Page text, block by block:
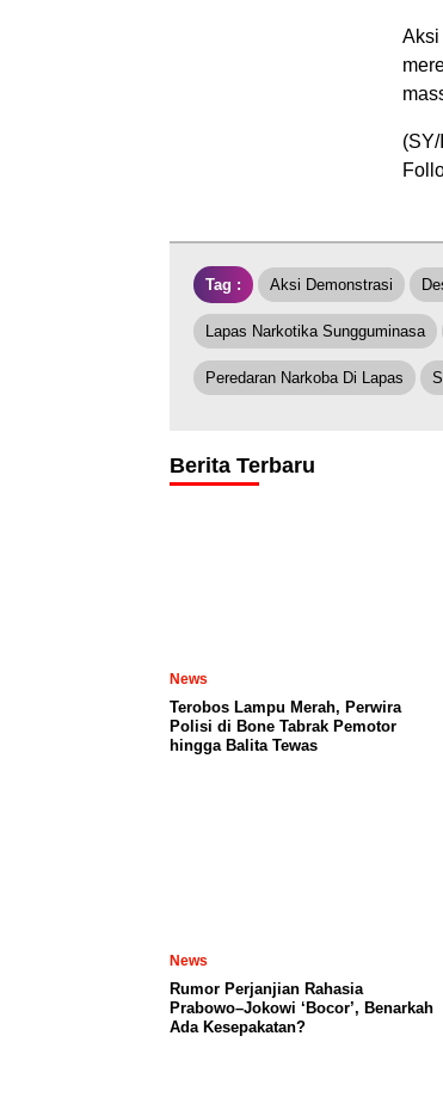
Aksi
Tag : Aksi Demonstrasi
Lapas Narkotika Sungguminasa
Peredaran Narkoba Di Lapas
Berita Terbaru
News
Terobos Lampu Merah, Perwira
Polisi di Bone Tabrak Pemotor
hingga Balita Tewas
News
Rumor Perjanjian Rahasia
Prabowo–Jokowi ‘Bocor’, Benarkah
Ada Kesepakatan?